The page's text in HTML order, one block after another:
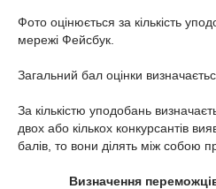
Фото оцінюється за кількість
мережі Фейсбук.
Загальний бал оцінки
За кількістю уподобань
двох або кількох конкурсантів
балів, то вони ділять між собою
Визначення